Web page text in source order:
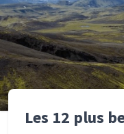
Les 12 plus